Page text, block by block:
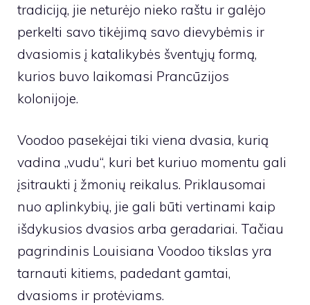
tradiciją, jie neturėjo nieko raštu ir galėjo
perkelti savo tikėjimą savo dievybėmis ir
dvasiomis į katalikybės šventųjų formą,
kurios buvo laikomasi Prancūzijos
kolonijoje.
Voodoo pasekėjai tiki viena dvasia, kurią
vadina „vudu“, kuri bet kuriuo momentu gali
įsitraukti į žmonių reikalus. Priklausomai
nuo aplinkybių, jie gali būti vertinami kaip
išdykusios dvasios arba geradariai. Tačiau
pagrindinis Louisiana Voodoo tikslas yra
tarnauti kitiems, padedant gamtai,
dvasioms ir protėviams.